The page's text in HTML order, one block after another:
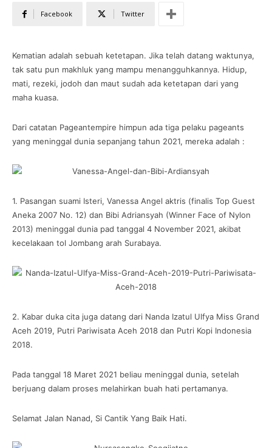
Facebook Twitter
Kematian adalah sebuah ketetapan. Jika telah datang waktunya,
tak satu pun makhluk yang mampu menangguhkannya. Hidup,
mati, rezeki, jodoh dan maut sudah ada ketetapan dari yang
maha kuasa.
Dari catatan Pageantempire himpun ada tiga pelaku pageants
yang meninggal dunia sepanjang tahun 2021, mereka adalah :
1. Pasangan suami Isteri, Vanessa Angel aktris (finalis Top Guest
Aneka 2007 No. 12) dan Bibi Adriansyah (Winner Face of Nylon
2013) meninggal dunia pad tanggal 4 November 2021, akibat
kecelakaan tol Jombang arah Surabaya.
2. Kabar duka cita juga datang dari Nanda Izatul Ulfya Miss Grand
Aceh 2019, Putri Pariwisata Aceh 2018 dan Putri Kopi Indonesia
2018.
Pada tanggal 18 Maret 2021 beliau meninggal dunia, setelah
berjuang dalam proses melahirkan buah hati pertamanya.
Selamat Jalan Nanad, Si Cantik Yang Baik Hati.